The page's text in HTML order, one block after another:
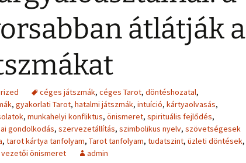
KÖZVETÍTÉS – Ingás Lélekállítás
tanfolyam
FOGLALKOZÁS
félelem,
harag
– Kronobiológiai
számolóprogram
KATIE – 4
TANFOLYAM
–
ingával –
elemzés
kronobiológia
videók
Ítélkezőlap – segédlet a
módszerhez
AMIRE RÁJÖTTEM 5. ÉFT esetek 4.
Alternatív megoldások
problémákra
Kronobiológiai esetek
eseteimet?átlátják a
céges játszmák, céges Tarot, döntéshozatal,
, gyakorlati Tarot, hatalmi játszmák, intuíció, kártyaolvasás,
, munkahelyi konfliktus, önismeret, spirituális fejlődés,
gondolkodás, szervezetállítás, szimbolikus nyelv, szövetségesek
, tarot kártya tanfolyam, Tarot tanfolyam, tudatszint, üzleti döntések,
vezetői önismeret admin